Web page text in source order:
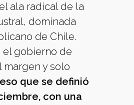
ala radical de la
dominada
de Chile.
el gobierno de
margen y solo
que se definió
con una